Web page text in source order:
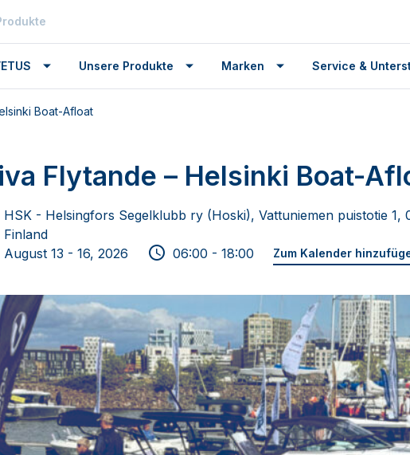
Unsere Produkte Marken Service &
Boat-Afloat
Flytande – Helsinki Boat-
HSK - Helsingfors Segelklubb ry (Hoski), Vattuniemen puistotie 1,
Finland
August 13 - 16, 2026
06:00 - 18:00 Zum Kalender